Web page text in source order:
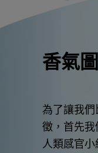
香氣
為了讓我
徵，首先我
人類感官